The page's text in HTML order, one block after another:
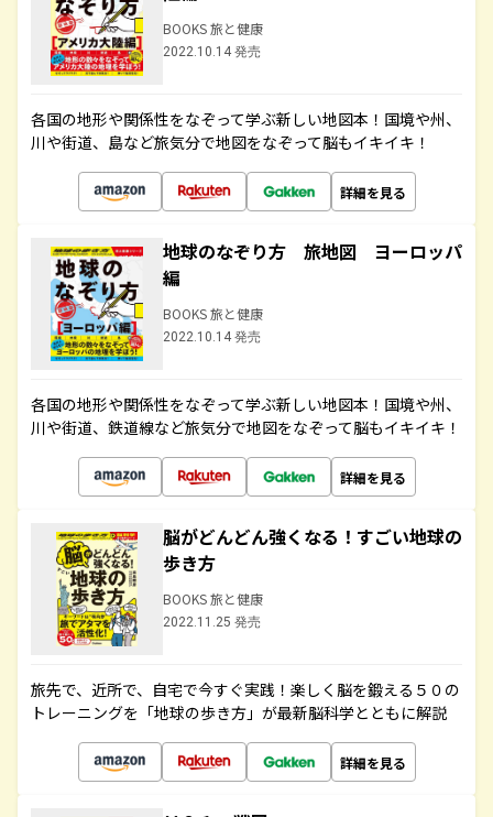
BOOKS 旅と健康
2022.10.14 発売
各国の地形や関係性をなぞって学ぶ新しい地図本！国境や州、
川や街道、島など旅気分で地図をなぞって脳もイキイキ！
詳細を見る
地球のなぞり方 旅地図 ヨーロッパ
編
BOOKS 旅と健康
2022.10.14 発売
各国の地形や関係性をなぞって学ぶ新しい地図本！国境や州、
川や街道、鉄道線など旅気分で地図をなぞって脳もイキイキ！
詳細を見る
脳がどんどん強くなる！すごい地球の
歩き方
BOOKS 旅と健康
2022.11.25 発売
旅先で、近所で、自宅で今すぐ実践！楽しく脳を鍛える５０の
トレーニングを「地球の歩き方」が最新脳科学とともに解説
詳細を見る